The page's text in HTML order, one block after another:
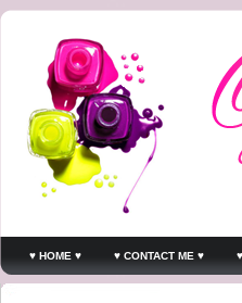
♥ HOME ♥ ♥ CONTACT ME ♥